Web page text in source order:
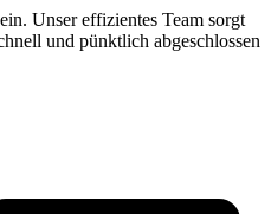
Unser effizientes Team sorgt
und pünktlich abgeschlossen